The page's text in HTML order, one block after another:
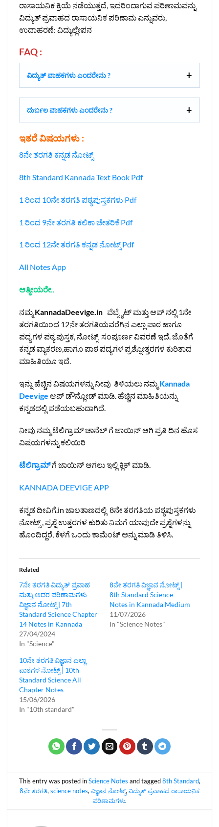
ರಾಸಾಯನಿಕ ಕ್ರಿಯೆ ನಡೆಯುತ್ತದೆ, ಇದರಿಂದಾಗುವ ಪರಿಣಾಮವನ್ನು
ವಿದ್ಯುತ್‌ ಪ್ರವಾಹದ ರಾಸಾಯನಿಕ ಪರಿಣಾಮ ಎನ್ನುವರು,
ಉದಾಹರಣೆ: ವಿದ್ಯುಲ್ಲೇಪನ
FAQ :
ವಿದ್ಯುತ್‌ ವಾಹಕಗಳು ಎಂದರೇನು ?
ದುರ್ಬಲ ವಾಹಕಗಳು ಎಂದರೇನು ?
ಇತರೆ ವಿಷಯಗಳು :
8ನೇ ತರಗತಿ ಕನ್ನಡ ನೋಟ್ಸ್
8th Standard Kannada Text Book Pdf
1 ರಿಂದ 10ನೇ ತರಗತಿ ಪಠ್ಯಪುಸ್ತಕಗಳು Pdf
1 ರಿಂದ 9ನೇ ತರಗತಿ ಕಲಿಕಾ ಚೇತರಿಕೆ Pdf
1 ರಿಂದ 12ನೇ ತರಗತಿ ಕನ್ನಡ ನೋಟ್ಸ್‌ Pdf
All Notes App
ಆತ್ಮೀಯರೇ..
ನಮ್ಮKannadaDeevige.in ವೆಬ್ಸೈಟ್ ಮತ್ತು ಆಪ್ ನಲ್ಲಿ 1ನೇ
ತರಗತಿಯಿಂದ 12ನೇ ತರಗತಿಯವರೆಗಿನ ಎಲ್ಲಾ ಪಾಠ ಹಾಗೂ
ಪದ್ಯಗಳ ಪಠ್ಯ ಪುಸ್ತಕ, ನೋಟ್ಸ್ ಸಂಪೂರ್ಣ ವಿವರಣೆ ಇದೆ. ಜೊತೆಗೆ
ಕನ್ನಡ ವ್ಯಾಕರಣ,ಹಾಗೂ ಪಾಠ ಪದ್ಯಗಳ ಪ್ರಶ್ನೋತ್ತರಗಳ ಕುರಿತಾದ
ಮಾಹಿತಿಯೂ ಇದೆ.
ಇನ್ನು ಹೆಚ್ಚಿನ ವಿಷಯಗಳನ್ನು ನೀವು ತಿಳಿಯಲು ನಮ್ಮ Kannada
Deevige ಆಪ್ ಡೌನ್ಲೋಡ್ ಮಾಡಿ. ಹೆಚ್ಚಿನ ಮಾಹಿತಿಯನ್ನು
ಕನ್ನಡದಲ್ಲಿ ಪಡೆಯಬಹುದಾಗಿದೆ.
ನೀವು ನಮ್ಮ ಟೆಲಿಗ್ರಾಮ್ ಚಾನೆಲ್ ಗೆ ಜಾಯಿನ್ ಆಗಿ ಪ್ರತಿ ದಿನ ಹೊಸ
ವಿಷಯಗಳನ್ನು ಕಲಿಯಿರಿ
ಟೆಲಿಗ್ರಾಮ್ಗೆ ಜಾಯಿನ್ ಆಗಲು ಇಲ್ಲಿ ಕ್ಲಿಕ್ ಮಾಡಿ.
KANNADA DEEVIGE APP
ಕನ್ನಡ ದೀವಿಗೆ.in ಜಾಲತಾಣದಲ್ಲಿ 8ನೇ ತರಗತಿಯ ಪಠ್ಯಪುಸ್ತಕಗಳು
ನೋಟ್ಸ್ , ಪ್ರಶ್ನೆ ಉತ್ತರಗಳ ಕುರಿತು ನಿಮಗೆ ಯಾವುದೇ ಪ್ರಶ್ನೆಗಳನ್ನು
ಹೊಂದಿದ್ದರೆ, ಕೆಳಗೆ ಒಂದು ಕಾಮೆಂಟ್ ಅನ್ನು ಮಾಡಿ ತಿಳಿಸಿ.
Related
7ನೇ ತರಗತಿ ವಿದ್ಯುತ್ ಪ್ರವಾಹ
ಮತ್ತು ಅದರ ಪರಿಣಾಮಗಳು
ವಿಜ್ಞಾನ ನೋಟ್ಸ್‌ | 7th
Standard Science Chapter
14 Notes in Kannada
27/04/2024
In "Science"
8ನೇ ತರಗತಿ ವಿಜ್ಞಾನ ನೋಟ್ಸ್‌ |
8th Standard Science
Notes in Kannada Medium
11/07/2026
In "Science Notes"
10ನೇ ತರಗತಿ ವಿಜ್ಞಾನ ಎಲ್ಲಾ
ಪಾಠಗಳ ನೋಟ್ಸ್‌ | 10th
Standard Science All
Chapter Notes
15/06/2026
In "10th standard"
This entry was posted inScience Notes and tagged8th Standard,
8ನೇ ತರಗತಿ, science notes, ವಿಜ್ಞಾನ ನೋಟ್ಸ್‌, ವಿದ್ಯುತ್ ಪ್ರವಾಹದ ರಾಸಾಯನಿಕ
ಪರಿಣಾಮಗಳು.